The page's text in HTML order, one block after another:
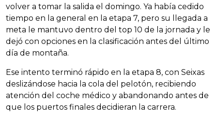
volver a tomar la salida el domingo. Ya había cedido
tiempo en la general en la etapa 7, pero su llegada a
meta le mantuvo dentro del top 10 de la jornada y le
dejó con opciones en la clasificación antes del último
día de montaña.
Ese intento terminó rápido en la etapa 8, con Seixas
deslizándose hacia la cola del pelotón, recibiendo
atención del coche médico y abandonando antes de
que los puertos finales decidieran la carrera.